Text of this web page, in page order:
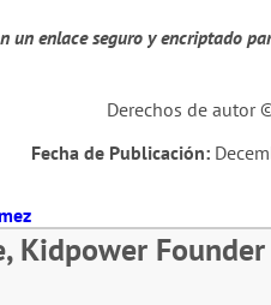
un enlace seguro y encriptado
Derechos de autor
Fecha de Publicación:
Kidpower